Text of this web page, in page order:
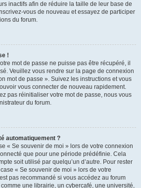
inactifs afin de réduire la taille de leur base de
vous de nouveau et essayez de participer
du forum.
!
mot de passe ne puisse pas être récupéré, il
Veuillez vous rendre sur la page de connexion
mot de passe ». Suivez les instructions et vous
vous connecter de nouveau rapidement.
pas réinitialiser votre mot de passe, nous vous
du forum.
automatiquement ?
« Se souvenir de moi » lors de votre connexion
que pour une période prédéfinie. Cela
soit utilisé par quelqu’un d’autre. Pour rester
« Se souvenir de moi » lors de votre
pas recommandé si vous accédez au forum
une librairie, un cybercafé, une université,